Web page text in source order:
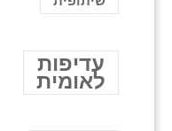
עדיפות
לאומית